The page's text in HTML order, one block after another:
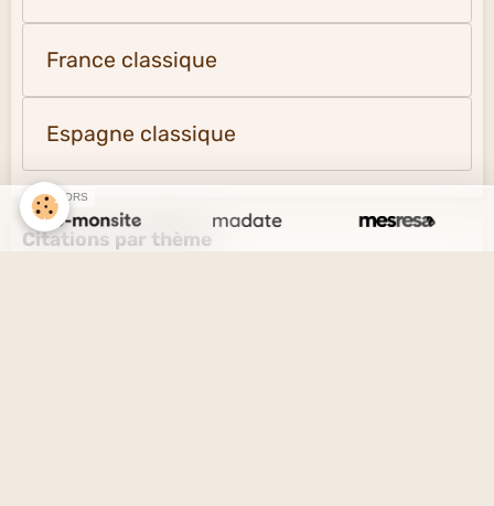
France classique
Espagne classique
Citations par thème
SPONSORS